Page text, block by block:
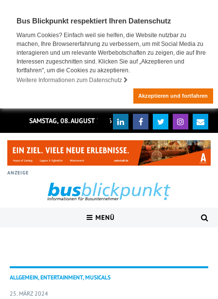
Bus Blickpunkt respektiert Ihren Datenschutz
Warum Cookies? Einfach weil sie helfen, die Website nutzbar zu
machen, Ihre Browsererfahrung zu verbessern, um mit Social Media zu
interagieren und um relevante Werbebotschaften zu zeigen, die auf Ihre
Interessen zugeschnitten sind. Klicken Sie auf „Akzeptieren und
fortfahren", um die Cookies zu akzeptieren.
Weitere Informationen zum Datenschutz
Akzeptieren und fortfahren
SAMSTAG, 08. AUGUST 2026
ANZEIGE
MENÜ
ALLGEMEIN, ENTERTAINMENT, MUSICALS
25. MÄRZ 2024